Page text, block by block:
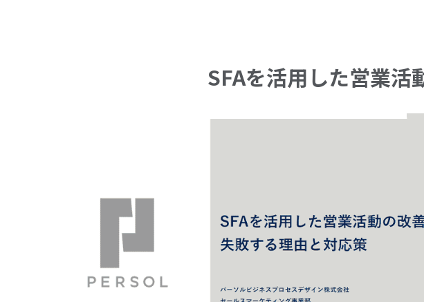
SFAを活用した営業活